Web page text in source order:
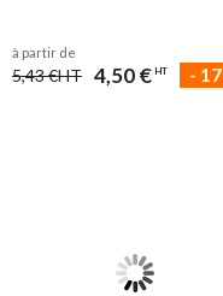
à partir de
5,43 €HT 4,50 € HT - 17